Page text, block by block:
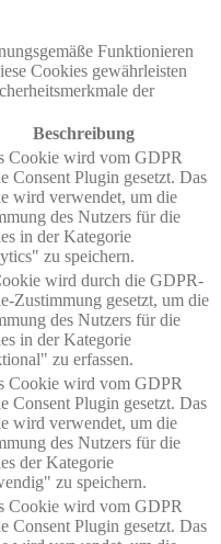
Funktionieren
Cookies gewährleisten
der
Beschreibung
Cookie wird vom GDPR
Consent Plugin gesetzt. Das
wird verwendet, um die
des Nutzers für die
in der Kategorie
zu speichern.
wird durch die GDPR-
Zustimmung gesetzt, um die
des Nutzers für die
in der Kategorie
zu erfassen.
Cookie wird vom GDPR
Consent Plugin gesetzt. Das
wird verwendet, um die
des Nutzers für die
der Kategorie
zu speichern.
Cookie wird vom GDPR
Consent Plugin gesetzt. Das